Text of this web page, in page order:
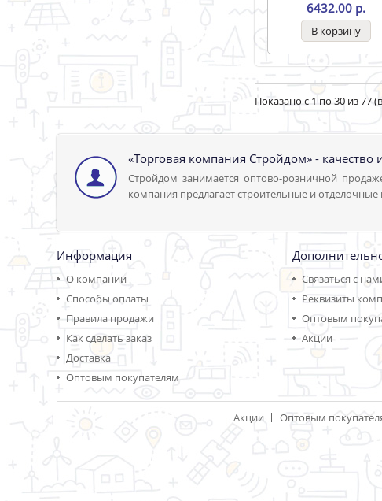
6432.00 р.
Показано с 1 по 30 из 77
«Торговая компания Стройдом» - качество
Стройдом занимается оптово-розничной
компания предлагает строительные и
Информация
О компании
Способы оплаты
Правила продажи
Как сделать заказ
Доставка
Оптовым покупателям
Связаться с
Реквизиты
Оптовым
Акции
Акции Оптовым